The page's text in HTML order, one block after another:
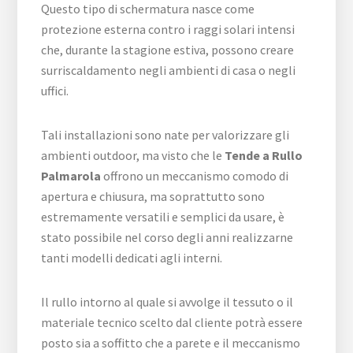
Questo tipo di schermatura nasce come
protezione esterna contro i raggi solari intensi
che, durante la stagione estiva, possono creare
surriscaldamento negli ambienti di casa o negli
uffici.
Tali installazioni sono nate per valorizzare gli
ambienti outdoor, ma visto che le Tende a Rullo
Palmarola offrono un meccanismo comodo di
apertura e chiusura, ma soprattutto sono
estremamente versatili e semplici da usare, è
stato possibile nel corso degli anni realizzarne
tanti modelli dedicati agli interni.
Il rullo intorno al quale si avvolge il tessuto o il
materiale tecnico scelto dal cliente potrà essere
posto sia a soffitto che a parete e il meccanismo